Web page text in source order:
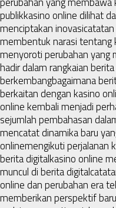
publikkasino online dilihat
menciptakan inovasi
membentuk narasi tentang
menyoroti perubahan yang
hadir dalam rangkaian
berkembangbagaimana
berkaitan dengan kasino
online kembali menjadi
sejumlah pembahasan
mencatat dinamika baru
onlinemengikuti perjalanan
berita digitalkasino online
muncul di berita digital
online dan perubahan era
memberikan perspektif